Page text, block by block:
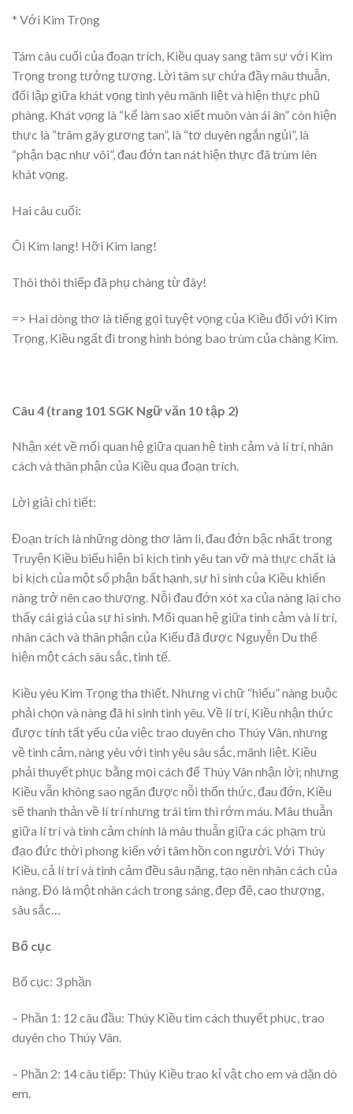
* Với Kim Trọng
Tám câu cuối của đoạn trích, Kiều quay sang tâm sự với Kim
Trọng trong tưởng tượng. Lời tâm sự chứa đầy mâu thuẫn,
đối lập giữa khát vọng tình yêu mãnh liệt và hiện thực phũ
phàng. Khát vọng là “kể làm sao xiết muôn vàn ái ân” còn hiện
thực là “trâm gãy gương tan”, là “tơ duyên ngắn ngủi”, là
“phận bạc như vôi”, đau đớn tan nát hiện thực đã trùm lên
khát vọng.
Hai câu cuối:
Ôi Kim lang! Hỡi Kim lang!
Thôi thôi thiếp đã phụ chàng từ đây!
=> Hai dòng thơ là tiếng gọi tuyệt vọng của Kiều đối với Kim
Trọng, Kiều ngất đi trong hình bóng bao trùm của chàng Kim.
Câu 4 (trang 101 SGK Ngữ văn 10 tập 2)
Nhận xét về mối quan hệ giữa quan hệ tình cảm và lí trí, nhân
cách và thân phận của Kiều qua đoạn trích.
Lời giải chi tiết:
Đoạn trích là những dòng thơ lâm li, đau đớn bậc nhất trong
Truyện Kiều biểu hiện bi kịch tình yêu tan vỡ mà thực chất là
bi kịch của một số phận bất hạnh, sự hi sinh của Kiều khiến
nàng trở nên cao thượng. Nỗi đau đớn xót xa của nàng lại cho
thấy cái giá của sự hi sinh. Mối quan hệ giữa tình cảm và lí trí,
nhân cách và thân phận của Kiểu đã được Nguyễn Du thể
hiện một cách sâu sắc, tinh tế.
Kiều yêu Kim Trọng tha thiết. Nhưng vì chữ “hiếu” nàng buộc
phải chọn và nàng đã hi sinh tình yêu. Về lí trí, Kiều nhận thức
được tính tất yếu của việc trao duyên cho Thúy Vân, nhưng
về tình cảm, nàng yêu với tình yêu sâu sắc, mãnh liệt. Kiều
phải thuyết phục bằng mọi cách để Thúy Vân nhận lời; nhưng
Kiều vẫn không sao ngăn được nỗi thổn thức, đau đớn, Kiều
sẽ thanh thản về lí trí nhưng trái tim thì rớm máu. Mâu thuẫn
giữa lí trí và tình cảm chính là mâu thuẫn giữa các phạm trù
đạo đức thời phong kiến với tâm hồn con người. Với Thúy
Kiều, cả lí trí và tình cảm đều sâu nặng, tạo nên nhân cách của
nàng. Đó là một nhân cách trong sáng, đẹp đẽ, cao thượng,
sâu sắc…
Bố cục
Bố cục: 3 phần
– Phần 1: 12 câu đầu: Thúy Kiều tìm cách thuyết phục, trao
duyên cho Thúy Vân.
– Phần 2: 14 câu tiếp: Thúy Kiều trao kỉ vật cho em và dặn dò
em.